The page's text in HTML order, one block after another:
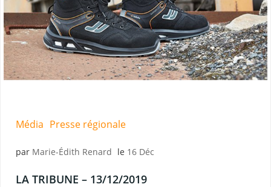
Média Presse régionale
par Marie-Édith Renard le 16 Déc
LA TRIBUNE – 13/12/2019